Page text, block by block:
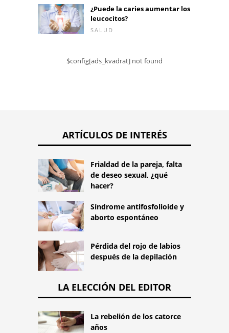
¿Puede la caries aumentar los
leucocitos?
SALUD
$config[ads_kvadrat] not found
ARTÍCULOS DE INTERÉS
Frialdad de la pareja, falta
de deseo sexual, ¿qué
hacer?
Síndrome antifosfolioide y
aborto espontáneo
Pérdida del rojo de labios
después de la depilación
LA ELECCIÓN DEL EDITOR
La rebelión de los catorce
años